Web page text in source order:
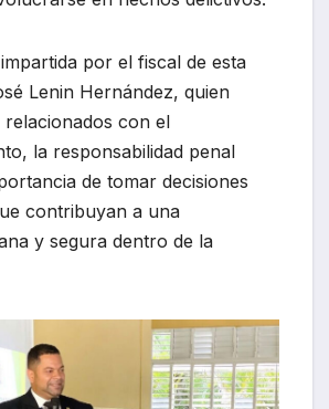
por el fiscal de esta
Lenin Hernández, quien
con el
la responsabilidad penal
de tomar decisiones
contribuyan a una
y segura dentro de la